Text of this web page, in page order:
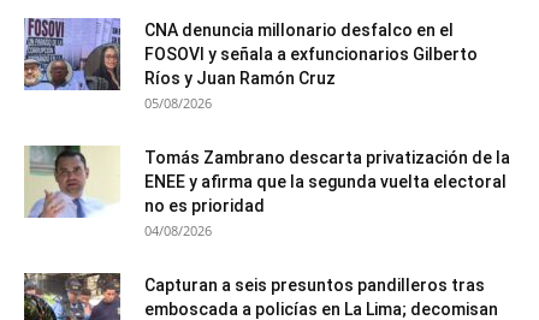
CNA denuncia millonario desfalco en el
FOSOVI y señala a exfuncionarios Gilberto
Ríos y Juan Ramón Cruz
05/08/2026
Tomás Zambrano descarta privatización de la
ENEE y afirma que la segunda vuelta electoral
no es prioridad
04/08/2026
Capturan a seis presuntos pandilleros tras
emboscada a policías en La Lima; decomisan